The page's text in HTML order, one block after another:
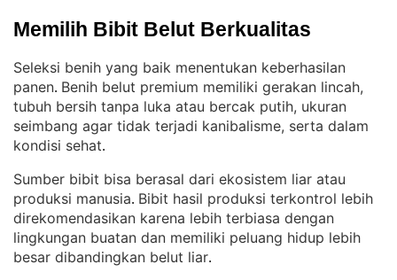
Memilih Bibit Belut Berkualitas
Seleksi benih yang baik menentukan keberhasilan
panen. Benih belut premium memiliki gerakan lincah,
tubuh bersih tanpa luka atau bercak putih, ukuran
seimbang agar tidak terjadi kanibalisme, serta dalam
kondisi sehat.
Sumber bibit bisa berasal dari ekosistem liar atau
produksi manusia. Bibit hasil produksi terkontrol lebih
direkomendasikan karena lebih terbiasa dengan
lingkungan buatan dan memiliki peluang hidup lebih
besar dibandingkan belut liar.